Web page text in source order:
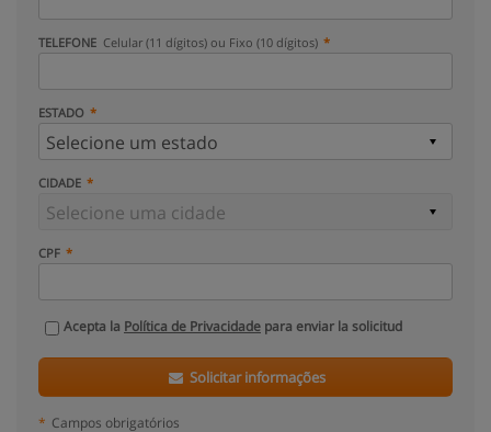
TELEFONE Celular (11 dígitos) ou Fixo (10 dígitos)
ESTADO
CIDADE
CPF
Acepta la Política de Privacidade para enviar la solicitud
Solicitar informações
* Campos obrigatórios